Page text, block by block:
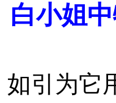
白小姐
如引为它